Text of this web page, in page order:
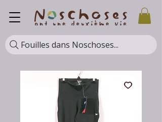
Fouilles dans Noschoses...